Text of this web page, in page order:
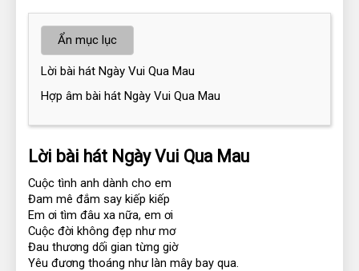
Ẩn mục lục
Lời bài hát Ngày Vui Qua Mau
Hợp âm bài hát Ngày Vui Qua Mau
Lời bài hát Ngày Vui Qua Mau
Cuộc tình anh dành cho em
Đam mê đắm say kiếp kiếp
Em ơi tìm đâu xa nữa, em ơi
Cuộc đời không đẹp như mơ
Đau thương dối gian từng giờ
Yêu đương thoáng như làn mây bay qua.